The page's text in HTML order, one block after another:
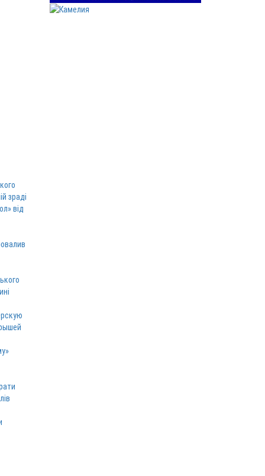
зраді
від